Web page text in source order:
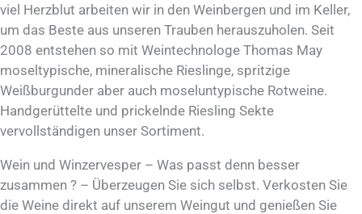
viel Herzblut arbeiten wir in den Weinbergen und im Keller,
um das Beste aus unseren Trauben herauszuholen. Seit
2008 entstehen so mit Weintechnologe Thomas May
moseltypische, mineralische Rieslinge, spritzige
Weißburgunder aber auch moseluntypische Rotweine.
Handgerüttelte und prickelnde Riesling Sekte
vervollständigen unser Sortiment.
Wein und Winzervesper – Was passt denn besser
zusammen ? – Überzeugen Sie sich selbst. Verkosten Sie
die Weine direkt auf unserem Weingut und genießen Sie